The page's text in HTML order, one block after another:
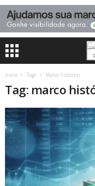
Início Tags Marco histórico
Tag: marco